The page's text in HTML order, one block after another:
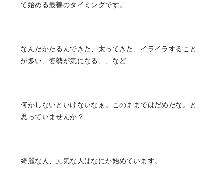
RESERVE
We look forward to your reservation.
て始める最善のタイミングです。
なんだかたるんできた、太ってきた、イライラすること
が多い、姿勢が気になる、、など
何かしないといけないなぁ。このままではだめだな。と
思っていませんか？
綺麗な人、元気な人はなにか始めています。